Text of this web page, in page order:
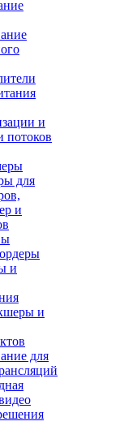
и
потоков
для
и
и
и
для